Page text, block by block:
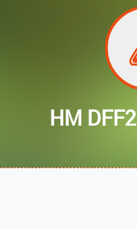
HM DFF2